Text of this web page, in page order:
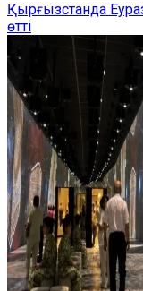
Қырғызстанда
өтті